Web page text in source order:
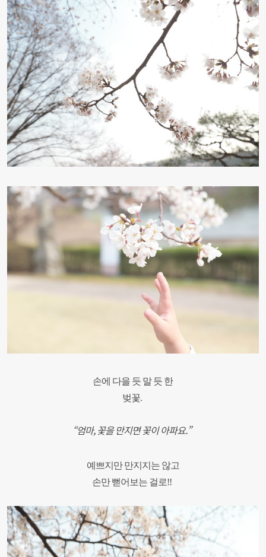
손에 다을 듯 말 듯 한
벚꽃.
“엄마, 꽃을 만지면 꽃이 아파요.”
예쁘지만 만지지는 않고
손만 뻗어보는 걸로!!